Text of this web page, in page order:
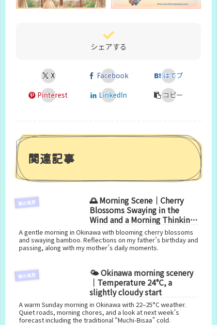
シェアする
X Facebook
はてブ
Pinterest
LinkedIn コピー
関連記事
朝の風景
🌅 Morning Scene｜Cherry
Blossoms Swaying in the
Wind and a Morning Thinking
of My Father
A gentle morning in Okinawa with blooming cherry blossoms
and swaying bamboo. Reflections on my father’s birthday and
passing, along with my mother’s daily moments.
朝の風景
🌤️ Okinawa morning scenery
｜Temperature 24°C, a
slightly cloudy start
A warm Sunday morning in Okinawa with 22–25°C weather.
Quiet roads, morning chores, and a look at next week’s
forecast including the traditional “Muchi-Bisaa” cold.